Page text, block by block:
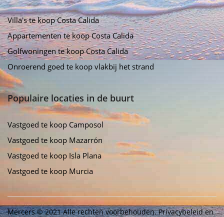
Villa's te koop Costa Calida
Appartementen te koop Costa Calida
Golfwoningen te koop Costa Calida
Onroerend goed te koop vlakbij het strand
Populaire locaties in de buurt
Vastgoed te koop Camposol
Vastgoed te koop Mazarrón
Vastgoed te koop Isla Plana
Vastgoed te koop Murcia
Mercers © 2021 Alle rechten voorbehouden.Privacybeleiden